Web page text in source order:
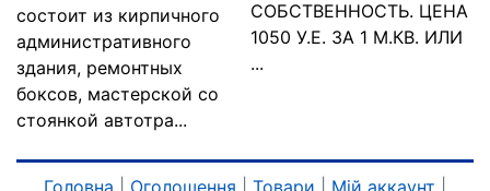
состоит из кирпичного
административного
здания, ремонтных
боксов, мастерской со
стоянкой автотра...
СОБСТВЕННОСТЬ. ЦЕНА
1050 У.Е. ЗА 1 М.КВ. ИЛИ
...
Головна Оголошення Товари Мій аккаунт